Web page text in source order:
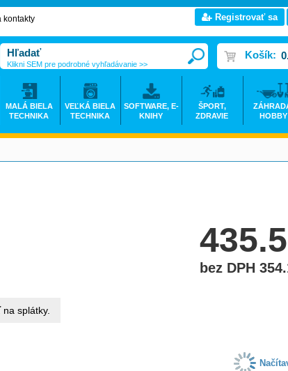
bez DPH
na splátky.
kontakty
Registrovať sa
Košík:
Klikni SEM pre podrobné vyhľadávanie >>
MALÁ BIELA
TECHNIKA
VEĽKÁ BIELA
TECHNIKA
SOFTWARE, E-
KNIHY
ŠPORT,
ZDRAVIE
HOBBY